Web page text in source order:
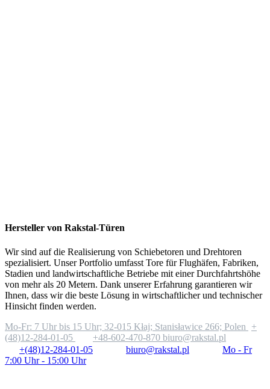
Hersteller von Rakstal-Türen
Wir sind auf die Realisierung von Schiebetoren und Drehtoren
spezialisiert. Unser Portfolio umfasst Tore für Flughäfen, Fabriken,
Stadien und landwirtschaftliche Betriebe mit einer Durchfahrtshöhe
von mehr als 20 Metern. Dank unserer Erfahrung garantieren wir
Ihnen, dass wir die beste Lösung in wirtschaftlicher und technischer
Hinsicht finden werden.
Mo-Fr: 7 Uhr bis 15 Uhr; 32-015 Kłaj; Stanisławice 266; Polen
+
(48)12-284-01-05
+48-602-470-870 biuro@rakstal.pl
+(48)12-284-01-05
biuro@rakstal.pl
Mo - Fr
7:00 Uhr - 15:00 Uhr